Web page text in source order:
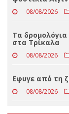
08/08/2026
Φουρνιστά
φυστίκια
08/08/2026
Τα
στα Τρίκαλα